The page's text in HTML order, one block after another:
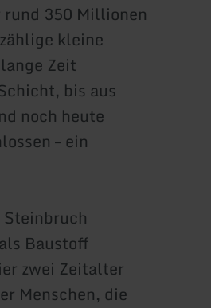
350 Millionen
kleine
Zeit
bis aus
noch heute
– ein
Baustoff
zwei Zeitalter
Menschen, die